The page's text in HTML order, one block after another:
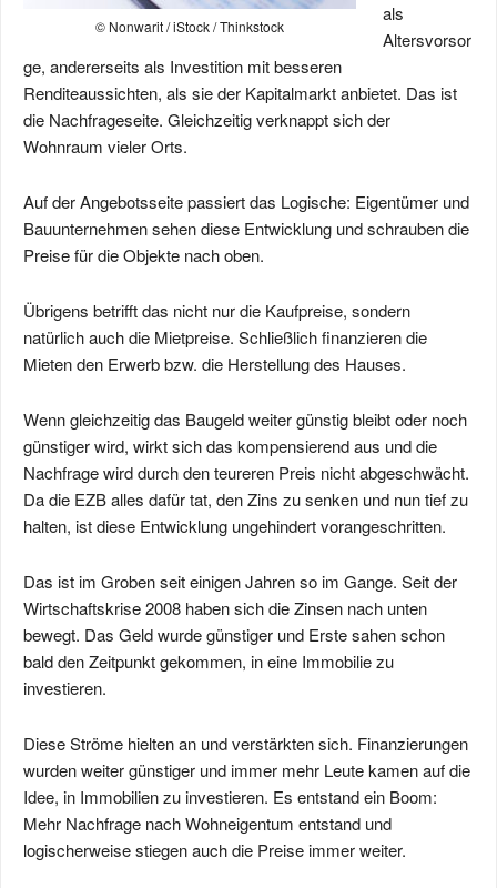
© Nonwarit / iStock / Thinkstock
als
Altersvorsor
ge, andererseits als Investition mit besseren
Renditeaussichten, als sie der Kapitalmarkt anbietet. Das ist
die Nachfrageseite. Gleichzeitig verknappt sich der
Wohnraum vieler Orts.
Auf der Angebotsseite passiert das Logische: Eigentümer und
Bauunternehmen sehen diese Entwicklung und schrauben die
Preise für die Objekte nach oben.
Übrigens betrifft das nicht nur die Kaufpreise, sondern
natürlich auch die Mietpreise. Schließlich finanzieren die
Mieten den Erwerb bzw. die Herstellung des Hauses.
Wenn gleichzeitig das Baugeld weiter günstig bleibt oder noch
günstiger wird, wirkt sich das kompensierend aus und die
Nachfrage wird durch den teureren Preis nicht abgeschwächt.
Da die EZB alles dafür tat, den Zins zu senken und nun tief zu
halten, ist diese Entwicklung ungehindert vorangeschritten.
Das ist im Groben seit einigen Jahren so im Gange. Seit der
Wirtschaftskrise 2008 haben sich die Zinsen nach unten
bewegt. Das Geld wurde günstiger und Erste sahen schon
bald den Zeitpunkt gekommen, in eine Immobilie zu
investieren.
Diese Ströme hielten an und verstärkten sich. Finanzierungen
wurden weiter günstiger und immer mehr Leute kamen auf die
Idee, in Immobilien zu investieren. Es entstand ein Boom:
Mehr Nachfrage nach Wohneigentum entstand und
logischerweise stiegen auch die Preise immer weiter.